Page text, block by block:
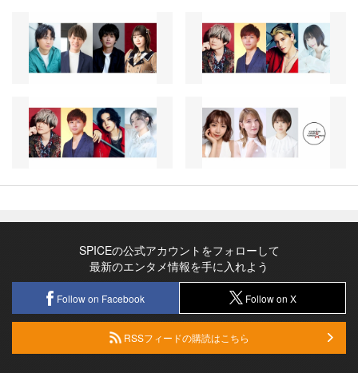
SPICEの公式アカウントをフォローして
最新のエンタメ情報を手に入れよう
Follow on Facebook Follow on X
RSSフィードの購読はこちら